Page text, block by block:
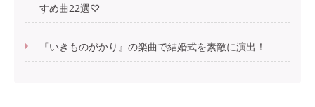
すめ曲22選♡
『いきものがかり』の楽曲で結婚式を素敵に演出！